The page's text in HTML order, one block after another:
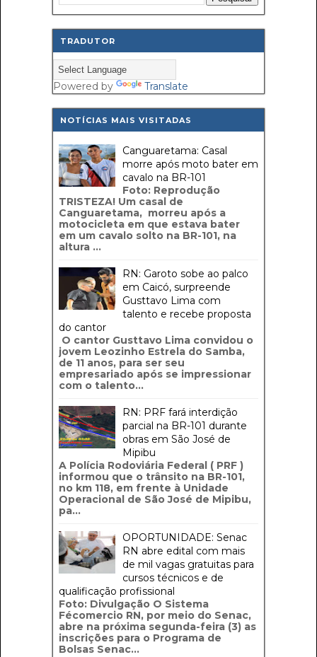
TRADUTOR
Powered by Translate
NOTÍCIAS MAIS VISITADAS
Canguaretama: Casal
morre após moto bater em
cavalo na BR-101
Foto: Reprodução
TRISTEZA! Um casal de
Canguaretama, morreu após a
motocicleta em que estava bater
em um cavalo solto na BR-101, na
altura ...
RN: Garoto sobe ao palco
em Caicó, surpreende
Gusttavo Lima com
talento e recebe proposta
do cantor
O cantor Gusttavo Lima convidou o
jovem Leozinho Estrela do Samba,
de 11 anos, para ser seu
empresariado após se impressionar
com o talento...
RN: PRF fará interdição
parcial na BR-101 durante
obras em São José de
Mipibu
A Polícia Rodoviária Federal ( PRF )
informou que o trânsito na BR-101,
no km 118, em frente à Unidade
Operacional de São José de Mipibu,
pa...
OPORTUNIDADE: Senac
RN abre edital com mais
de mil vagas gratuitas para
cursos técnicos e de
qualificação profissional
Foto: Divulgação O Sistema
Fécomercio RN, por meio do Senac,
abre na próxima segunda-feira (3) as
inscrições para o Programa de
Bolsas Senac...